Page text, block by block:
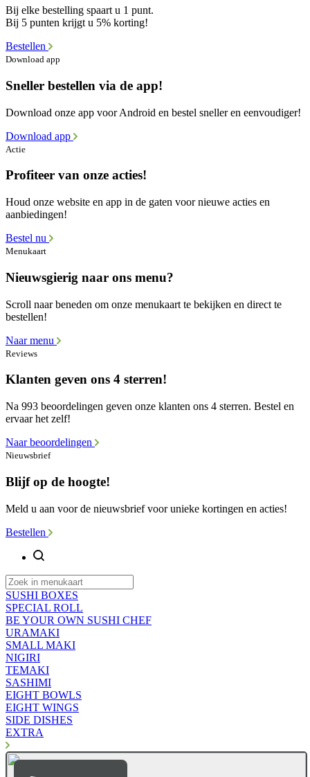
Bij elke bestelling spaart u 1 punt.
Bij 5 punten krijgt u 5% korting!
Bestellen
Download app
Sneller bestellen via de app!
Download onze app voor Android en bestel sneller en eenvoudiger!
Download app
Actie
Profiteer van onze acties!
Houd onze website en app in de gaten voor nieuwe acties en
aanbiedingen!
Bestel nu
Menukaart
Nieuwsgierig naar ons menu?
Scroll naar beneden om onze menukaart te bekijken en direct te
bestellen!
Naar menu
Reviews
Klanten geven ons 4 sterren!
Na 993 beoordelingen geven onze klanten ons 4 sterren. Bestel en
ervaar het zelf!
Naar beoordelingen
Nieuwsbrief
Blijf op de hoogte!
Meld u aan voor de nieuwsbrief voor unieke kortingen en acties!
Bestellen
SUSHI BOXES
SPECIAL ROLL
BE YOUR OWN SUSHI CHEF
URAMAKI
SMALL MAKI
NIGIRI
TEMAKI
SASHIMI
EIGHT BOWLS
EIGHT WINGS
SIDE DISHES
EXTRA